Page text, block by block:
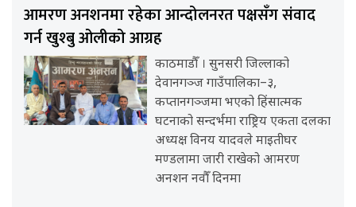
आमरण अनशनमा रहेका आन्दोलनरत पक्षसँग संवाद
गर्न खुश्बु ओलीको आग्रह
काठमाडौँ । सुनसरी जिल्लाको
देवानगञ्ज गाउँपालिका–३,
कप्तानगञ्जमा भएको हिंसात्मक
घटनाको सन्दर्भमा राष्ट्रिय एकता दलका
अध्यक्ष विनय यादवले माइतीघर
मण्डलामा जारी राखेको आमरण
अनशन नवौँ दिनमा